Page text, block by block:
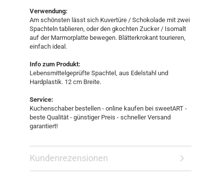
Verwendung:
Am schönsten lässt sich Kuvertüre / Schokolade mit zwei
Spachteln tablieren, oder den gkochten Zucker / Isomalt
auf der Marmorplatte bewegen. Blätterkrokant tourieren,
einfach ideal.
Info zum Produkt:
Lebensmittelgeprüfte Spachtel, aus Edelstahl und
Hardplastik. 12 cm Breite.
Service:
Kuchenschaber bestellen - online kaufen bei sweetART -
beste Qualität - günstiger Preis - schneller Versand
garantiert!
Kundenrezensionen